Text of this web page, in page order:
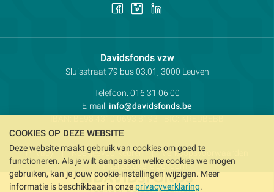
Davidsfonds vzwContactpersoon:
Adres:
Sluisstraat 79 bus 03.01, 3000 Leuven
Telefoon: 016 31 06 00
E-mail: info@davidsfonds.be
Privacy Koekjesvoorkeuren
Verkoopsvoorwaarden
Intellectueel eigendom
Volg Volg
COOKIES OP DEZE WEBSITE
Deze website maakt gebruik van cookies om goed te
functioneren. Als je wilt aanpassen welke cookies we mogen
gebruiken, kan je jouw cookie-instellingen wijzigen. Meer
informatie is beschikbaar in onze privacyverklaring.